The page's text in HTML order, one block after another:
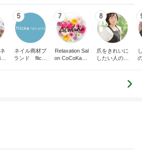
5
ネイル商材ブ
ランド flicka
7
Relaxation Sal
on CoCoKaRa
8
爪をきれいに
したい人のた
Nail＜検見川